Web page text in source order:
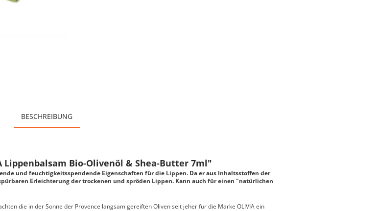
BESCHREIBUNG
Bio-Olivenöl & Shea-Butter 7ml"
und feuchtigkeitsspendende Eigenschaften für die Lippen. Da er aus Inhaltsstoffen der
Erleichterung der trockenen und spröden Lippen. Kann auch für einen "natürlichen
die in der Sonne der Provence langsam gereiften Oliven seit jeher für die Marke OLIVIA ein